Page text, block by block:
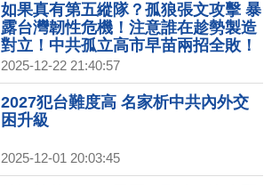
如果真有第五縱隊？孤狼張文攻擊 暴
露台灣韌性危機！注意誰在趁勢製造
對立！中共孤立高市早苗兩招全敗！
顧慮期中選舉下的美中對奕？｜矢板
明夫｜新聞大破解 【2025年12月22
日】
2025-12-22 21:40:57
2027犯台難度高 名家析中共內外交
困升級
2025-12-01 20:03:45